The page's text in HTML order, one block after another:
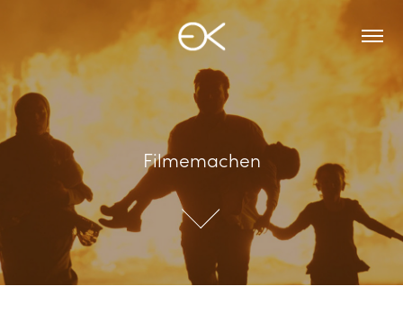
Filmemachen
Filmemachen